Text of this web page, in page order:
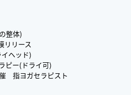
整体)
リリース
ヘッド)
ピー(ドライ可)
指ヨガセラピスト